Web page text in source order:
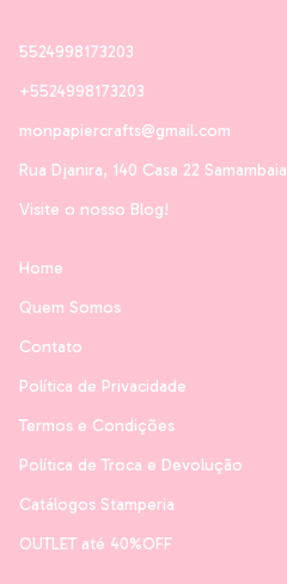
5524998173203
+5524998173203
monpapiercrafts@gmail.com
Rua Djanira, 140 Casa 22 Samambaia
Visite o nosso Blog!
Home
Quem Somos
Contato
Política de Privacidade
Termos e Condições
Política de Troca e Devolução
Catálogos Stamperia
OUTLET até 40%OFF